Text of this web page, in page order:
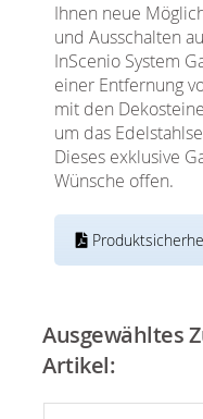
Ihnen neue
und Ausschalten
InScenio System
einer Entfernung
mit den
um das
Dieses exklusive
Wünsche offen.
Ausgewähltes
Artikel: